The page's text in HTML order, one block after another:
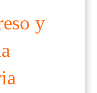
y